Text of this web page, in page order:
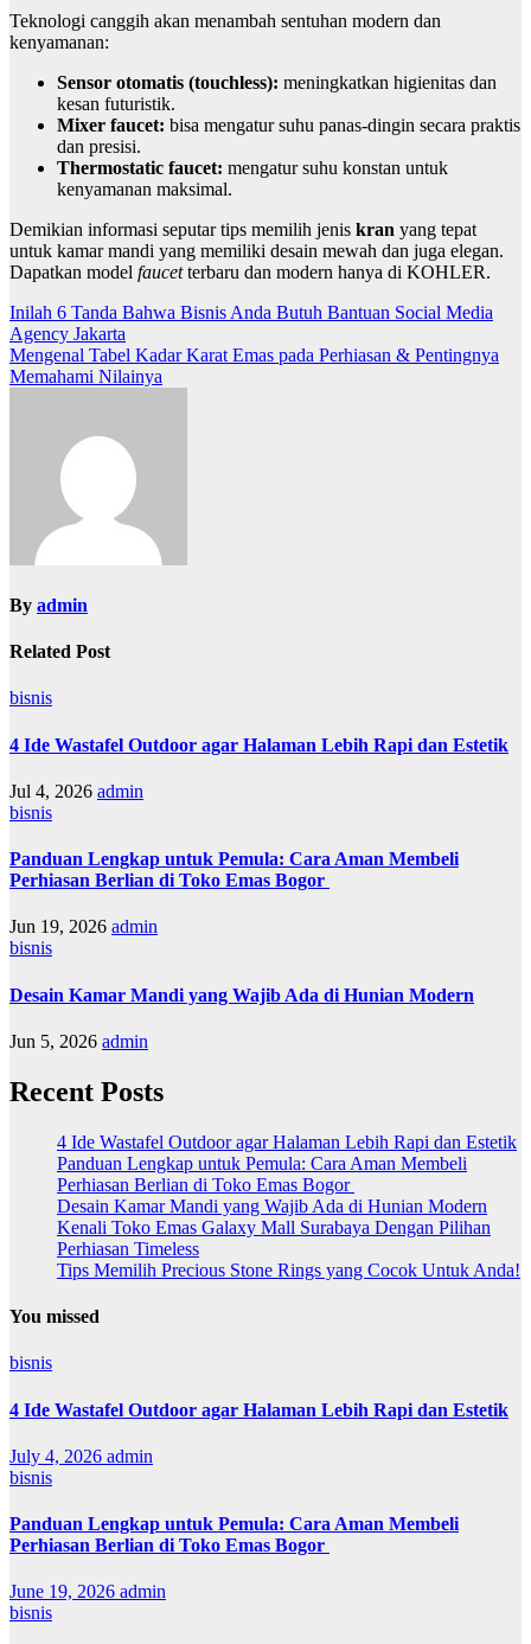
Teknologi canggih akan menambah sentuhan modern dan
kenyamanan:
Sensor otomatis (touchless): meningkatkan higienitas dan
kesan futuristik.
Mixer faucet: bisa mengatur suhu panas-dingin secara praktis
dan presisi.
Thermostatic faucet: mengatur suhu konstan untuk
kenyamanan maksimal.
Demikian informasi seputar tips memilih jenis kran yang tepat
untuk kamar mandi yang memiliki desain mewah dan juga elegan.
Dapatkan model faucetterbaru dan modern hanya di KOHLER.
Post
navigation
Inilah 6 Tanda Bahwa Bisnis Anda Butuh Bantuan Social Media
Agency Jakarta
Mengenal Tabel Kadar Karat Emas pada Perhiasan & Pentingnya
Memahami Nilainya
By admin
Related Post
bisnis
4 Ide Wastafel Outdoor agar Halaman Lebih Rapi dan Estetik
Jul 4, 2026 admin
bisnis
Panduan Lengkap untuk Pemula: Cara Aman Membeli
Perhiasan Berlian di Toko Emas Bogor
Jun 19, 2026 admin
bisnis
Desain Kamar Mandi yang Wajib Ada di Hunian Modern
Jun 5, 2026 admin
Recent Posts
4 Ide Wastafel Outdoor agar Halaman Lebih Rapi dan Estetik
Panduan Lengkap untuk Pemula: Cara Aman Membeli
Perhiasan Berlian di Toko Emas Bogor
Desain Kamar Mandi yang Wajib Ada di Hunian Modern
Kenali Toko Emas Galaxy Mall Surabaya Dengan Pilihan
Perhiasan Timeless
Tips Memilih Precious Stone Rings yang Cocok Untuk Anda!
You missed
bisnis
4 Ide Wastafel Outdoor agar Halaman Lebih Rapi dan Estetik
July 4, 2026 admin
bisnis
Panduan Lengkap untuk Pemula: Cara Aman Membeli
Perhiasan Berlian di Toko Emas Bogor
June 19, 2026 admin
bisnis